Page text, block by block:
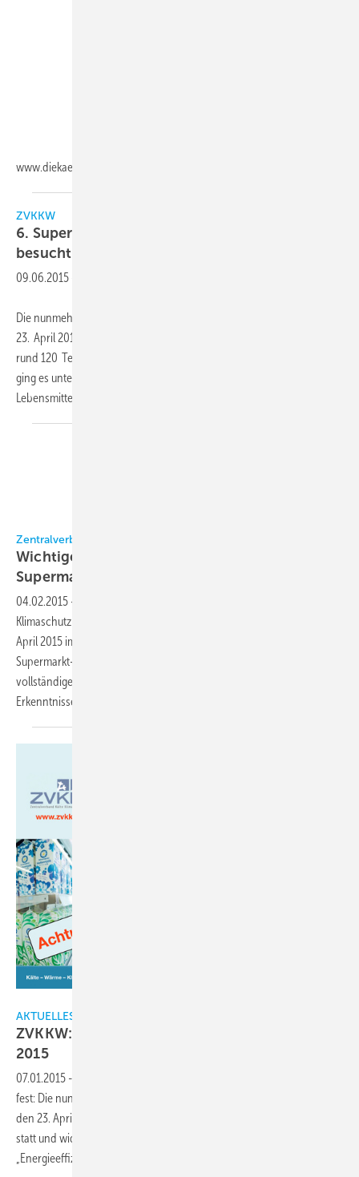
www.diekaelte.de/gentner.dll/PL_102988_700539
ZVKKW
6. Supermarkt-Symposium wiederum stark
besucht
09.06.2015
Die nunmehr 6. Auflage des Supermarkt-Symposiums des ZVKKW am
23. April 2015 in Darmstadt war trotz des Warnstreiks bei der Bahn mit
rund 120 Teilnehmern wiederum stark frequentiert. In diesem Jahr
ging es unter dem Motto Energieeffizienz und Klimaschutz im
Lebensmittelhandel“ insbesondere
Zentralverband Kälte Klima Wärmepumpen (ZVKKW)
Wichtiger Termin im April: Das 6.
Supermarkt-Symposium
04.02.2015 -
Klimaschutz im Lebensmittelhandel“ findet am Donnerstag, den 23.
April 2015 im Maritim Rhein-Main Hotel Darmstadt das nunmehr 6.
Supermarkt-Symposium des ZVKKW statt. Mittlerweile steht auch das
vollständige Tagungsprogramm fest, das wie immer viele neue
Erkenntnisse und Entscheidungshilfen für die tägliche Arbeit
AKTUELLES
ZVKKW: Supermarkt-Symposium am 23. April
2015
07.01.2015 -
fest: Die nunmehr 6. Veranstaltung dieser Art findet am Donnerstag,
den 23. April 2015, traditionell im Maritim Rhein-Main Hotel Darmstadt
statt und widmet sich 2015 dem thematischen Schwerpunkt
„Energieeffizienz und Klimaschutz im